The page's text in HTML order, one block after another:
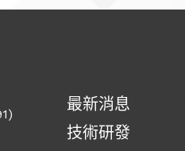
最新消息
技術研發